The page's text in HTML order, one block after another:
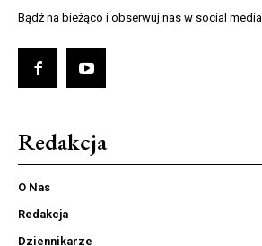
Bądź na bieżąco i obserwuj nas w social media
Redakcja
O Nas
Redakcja
Dziennikarze